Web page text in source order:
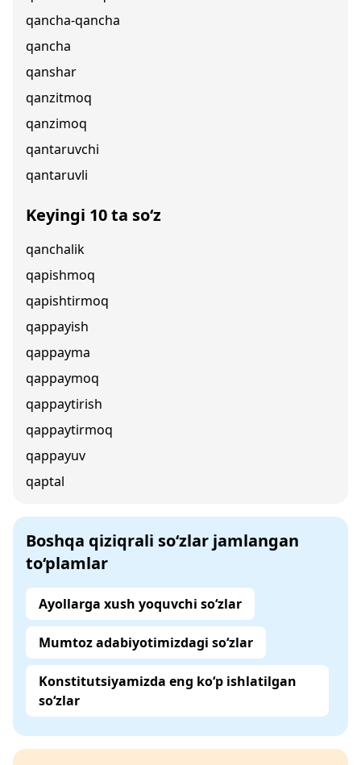
qancha-qancha
qancha
qanshar
qanzitmoq
qanzimoq
qantaruvchi
qantaruvli
Keyingi 10 ta so‘z
qanchalik
qapishmoq
qapishtirmoq
qappayish
qappayma
qappaymoq
qappaytirish
qappaytirmoq
qappayuv
qaptal
Boshqa qiziqrali so‘zlar jamlangan
to‘plamlar
Ayollarga xush yoquvchi so‘zlar
Mumtoz adabiyotimizdagi so‘zlar
Konstitutsiyamizda eng ko‘p ishlatilgan
so‘zlar